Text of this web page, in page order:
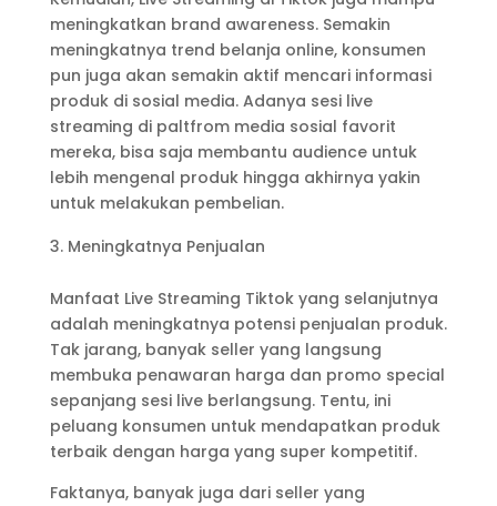
meningkatkan brand awareness. Semakin
meningkatnya trend belanja online, konsumen
pun juga akan semakin aktif mencari informasi
produk di sosial media. Adanya sesi live
streaming di paltfrom media sosial favorit
mereka, bisa saja membantu audience untuk
lebih mengenal produk hingga akhirnya yakin
untuk melakukan pembelian.
Meningkatnya Penjualan
Manfaat Live Streaming Tiktok yang selanjutnya
adalah meningkatnya potensi penjualan produk.
Tak jarang, banyak seller yang langsung
membuka penawaran harga dan promo special
sepanjang sesi live berlangsung. Tentu, ini
peluang konsumen untuk mendapatkan produk
terbaik dengan harga yang super kompetitif.
Faktanya, banyak juga dari seller yang